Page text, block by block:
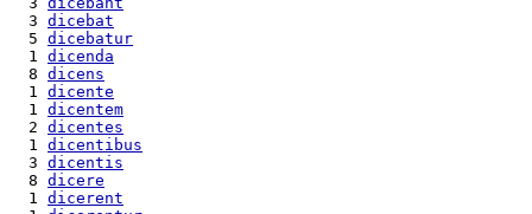
  3
dicebat
  5
dicebatur
  1
dicenda
  8
dicens
  1
dicente
  1
dicentem
  2
dicentes
  1
dicentibus
  3
dicentis
  8
dicere
  1
dicerent